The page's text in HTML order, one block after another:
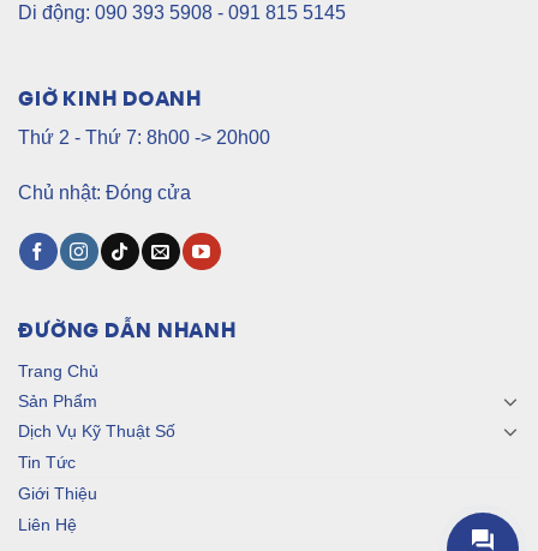
Di động: 090 393 5908 - 091 815 5145
GIỜ KINH DOANH
Thứ 2 - Thứ 7: 8h00 -> 20h00
Chủ nhật: Đóng cửa
ĐƯỜNG DẪN NHANH
Trang Chủ
Sản Phẩm
Dịch Vụ Kỹ Thuật Số
Tin Tức
Giới Thiệu
Liên Hệ